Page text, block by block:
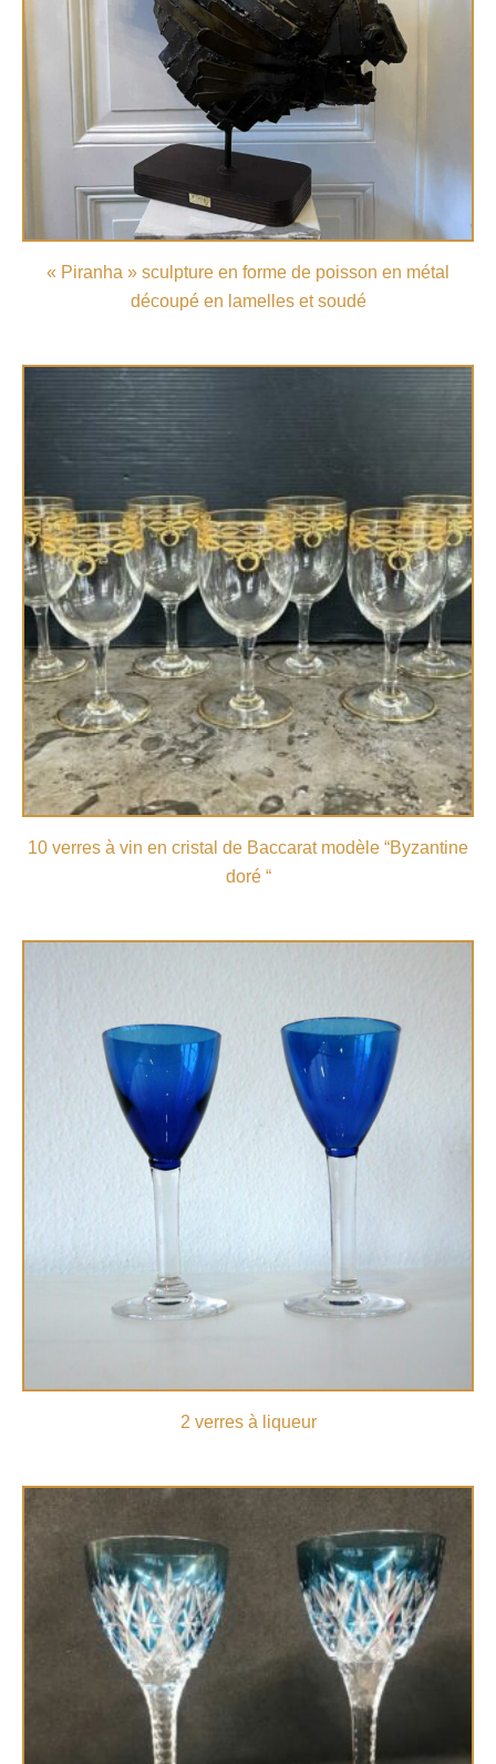
« Piranha » sculpture en forme de poisson en métal
découpé en lamelles et soudé
10 verres à vin en cristal de Baccarat modèle “Byzantine
doré “
2 verres à liqueur